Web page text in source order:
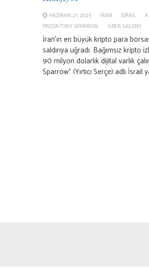
HAZIRAN 21, 2025 İRAN İSRAIL
PREDATORY SPARROW.
SIBER SALDIRI
İran’ın en büyük kripto para
saldırıya uğradı. Bağımsız
90 milyon dolarlık dijital varlık
Sparrow” (Yırtıcı Serçe) adlı